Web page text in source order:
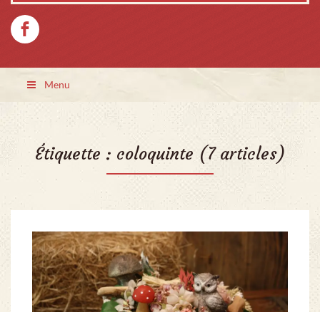
Menu
Étiquette : coloquinte (7 articles)